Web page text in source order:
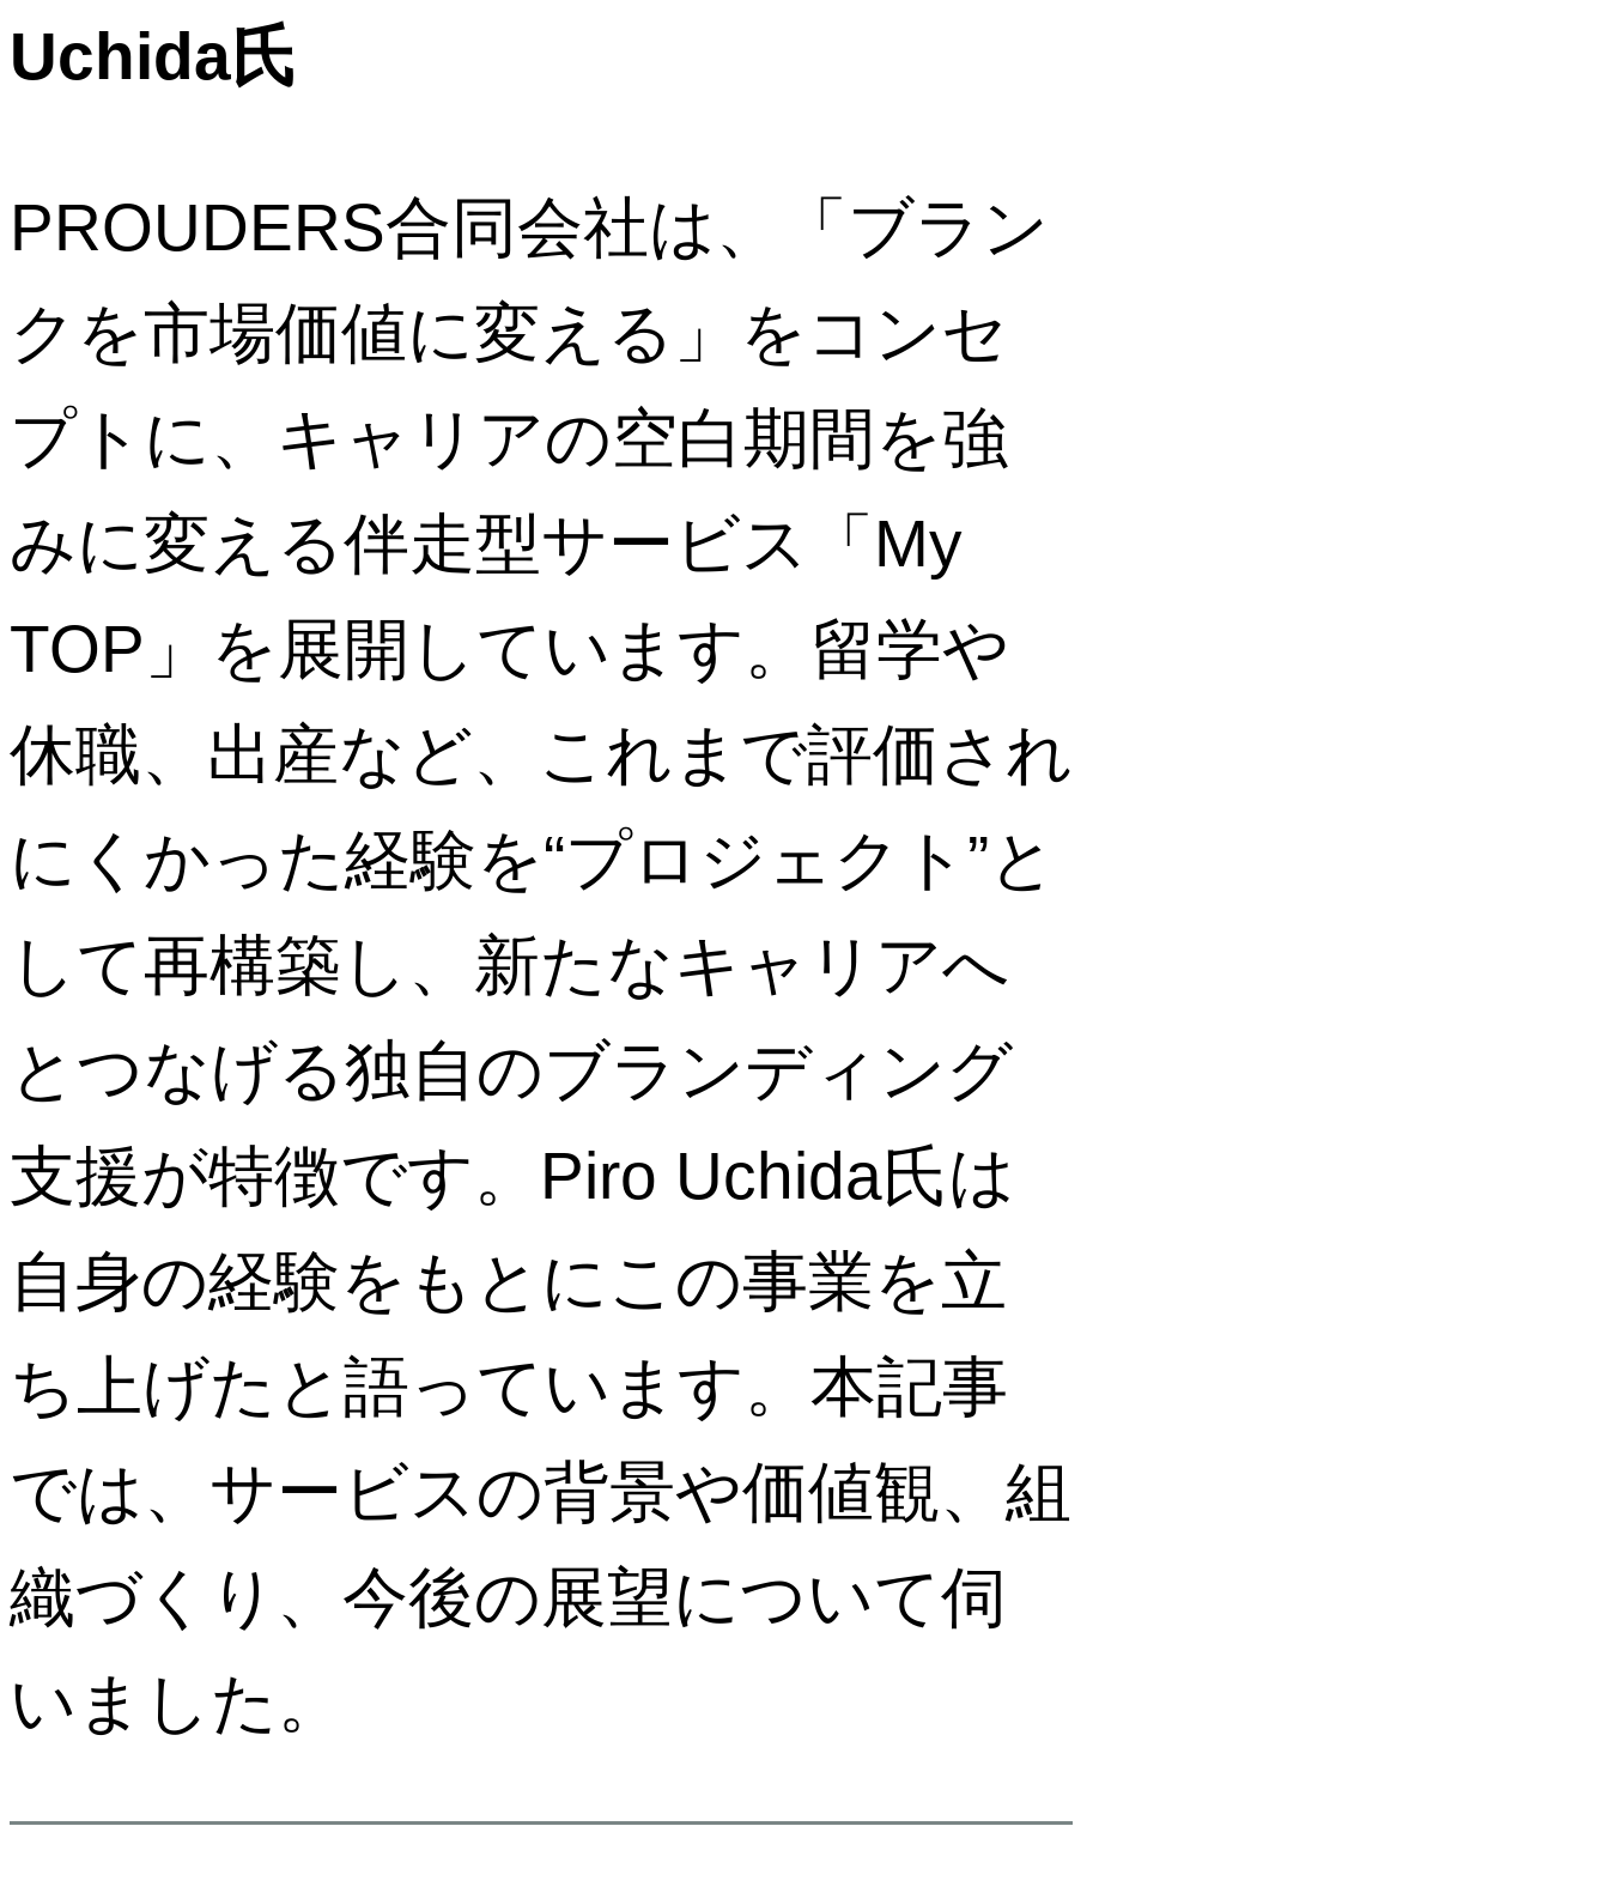
Uchida氏
PROUDERS合同会社は、「ブラン
クを市場価値に変える」をコンセ
プトに、キャリアの空白期間を強
みに変える伴走型サービス「My
TOP」を展開しています。留学や
休職、出産など、これまで評価され
にくかった経験を“プロジェクト”と
して再構築し、新たなキャリアへ
とつなげる独自のブランディング
支援が特徴です。Piro Uchida氏は
自身の経験をもとにこの事業を立
ち上げたと語っています。本記事
では、サービスの背景や価値観、組
織づくり、今後の展望について伺
いました。